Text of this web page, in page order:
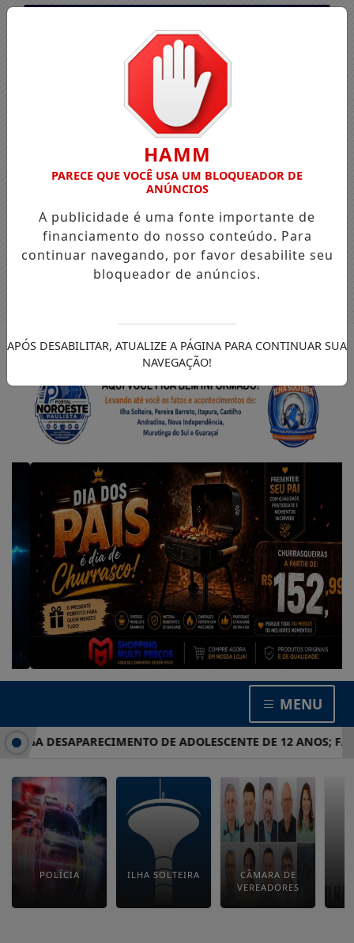
Entrar
MENU
DESAPARECIMENTO DE ADOLESCENTE DE 12 ANOS;
POLÍCIA ILHA SOLTEIRA
CÂMARA DE
VEREADORES
HAMM
PARECE QUE VOCÊ USA UM BLOQUEADOR DE
ANÚNCIOS
A publicidade é uma fonte importante de
financiamento do nosso conteúdo. Para
continuar navegando, por favor desabilite seu
bloqueador de anúncios.
APÓS DESABILITAR, ATUALIZE A PÁGINA PARA CONTINUAR SUA
NAVEGAÇÃO!